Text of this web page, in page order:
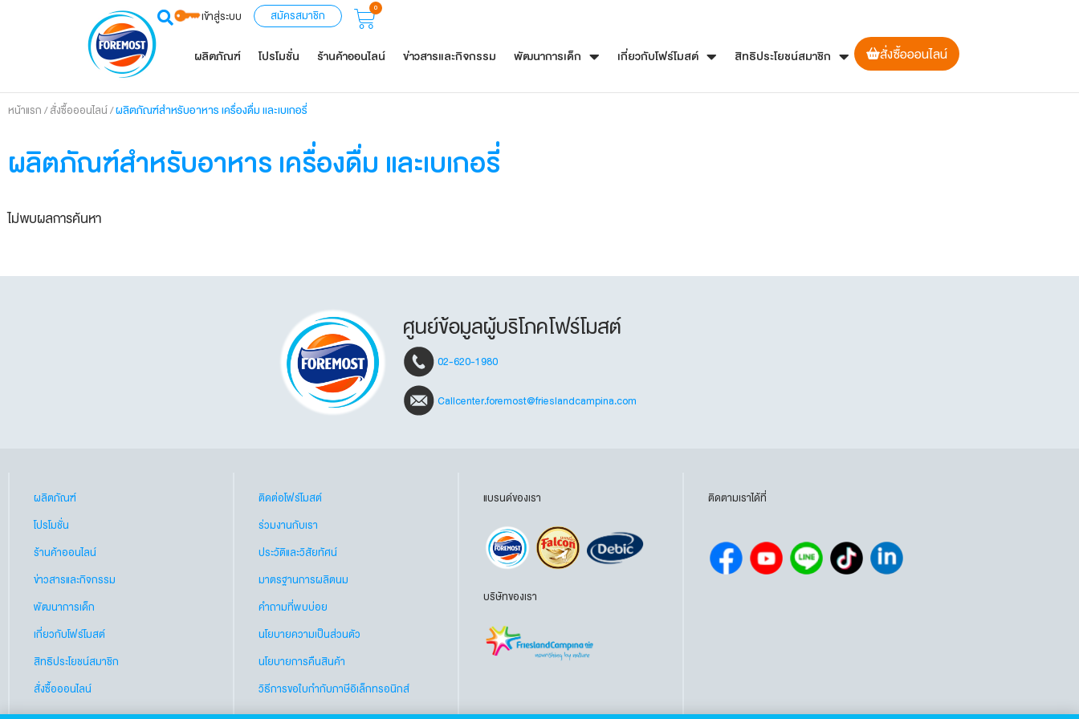
เข้าสู่ระบบ สมัครสมาชิก 0
ผลิตภัณฑ์ โปรโมชั่น ร้านค้าออนไลน์ ข่าวสารและกิจกรรม พัฒนาการเด็ก เกี่ยวกับโฟร์โมสต์ สิทธิประโยชน์สมาชิก สั่งซื้อออนไลน์
หน้าแรก /สั่งซื้อออนไลน์/ผลิตภัณฑ์สำหรับอาหาร เครื่องดื่ม และเบเกอรี่​
ผลิตภัณฑ์สำหรับอาหาร เครื่องดื่ม และเบเกอรี่​
ไม่พบผลการค้นหา
ศูนย์ข้อมูลผู้บริโภคโฟร์โมสต์
02-620-1980
Callcenter.foremost@frieslandcampina.com
ผลิตภัณฑ์
โปรโมชั่น
ร้านค้าออนไลน์
ข่าวสารและกิจกรรม
พัฒนาการเด็ก
เกี่ยวกับโฟร์โมสต์
สิทธิประโยชน์สมาชิก
สั่งซื้อออนไลน์
ติดต่อโฟร์โมสต์
ร่วมงานกับเรา
ประวัติและวิสัยทัศน์
มาตรฐานการผลิตนม
คำถามที่พบบ่อย
นโยบายความเป็นส่วนตัว
นโยบายการคืนสินค้า
วิธีการขอใบกำกับภาษีอิเล็กทรอนิกส์
แบรนด์ของเรา
บริษัทของเรา
ติดตามเราได้ที่